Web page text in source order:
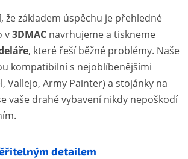
že základem úspěchu je přehledné
v3DMAC navrhujeme a tiskneme
, které řeší běžné problémy. Naše
kompatibilní s nejoblíbenějšími
Vallejo, Army Painter) a stojánky na
vaše drahé vybavení nikdy nepoškodí
detailem